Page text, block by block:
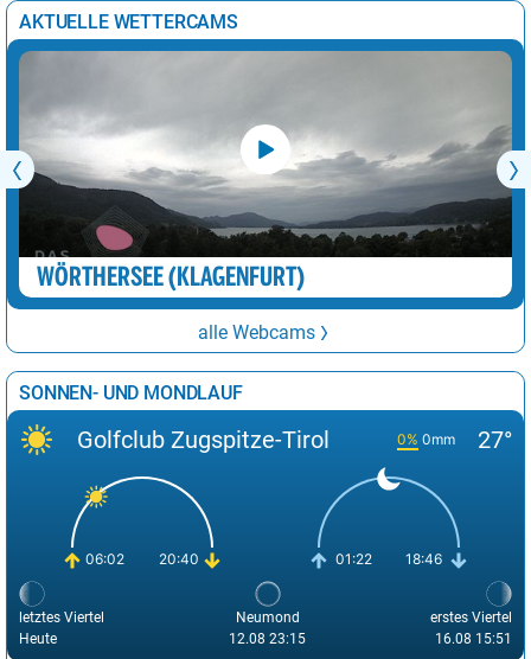
AKTUELLE WETTERCAMS
WÖRTHERSEE (KLAGENFURT)
alle Webcams
SONNEN- UND MONDLAUF
Golfclub Zugspitze-Tirol 0% 0mm 27°
06:02 20:40 01:22 18:46
letztes Viertel
Heute
Neumond
12.08 23:15
erstes Viertel
16.08 15:51